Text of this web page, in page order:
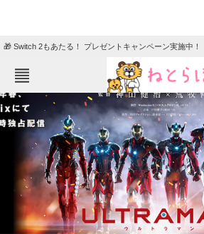
🎁 Switch 2もあたる！ プレゼントキャンペーン実施中！
ねとらぼメニュー
TOP ニュース
エンタメ クイズ
グルメ 地域
教育・育児
動物 リサーチ